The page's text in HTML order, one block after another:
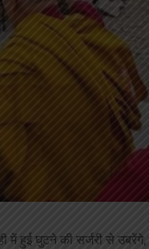
हुई घुटने की सर्जरी से